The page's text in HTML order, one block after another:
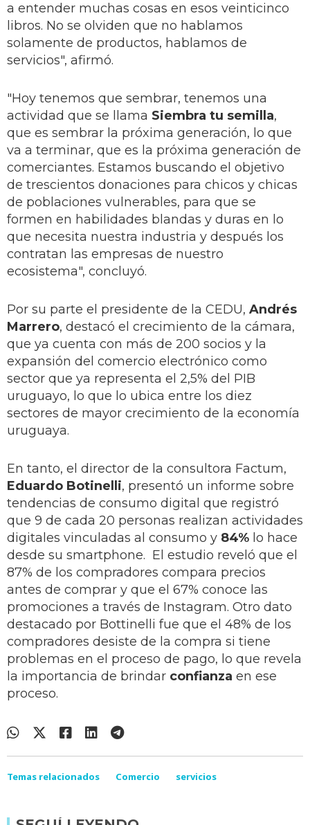
a entender muchas cosas en esos veinticinco
libros. No se olviden que no hablamos
solamente de productos, hablamos de
servicios", afirmó.
"Hoy tenemos que sembrar, tenemos una
actividad que se llama Siembra tu semilla,
que es sembrar la próxima generación, lo que
va a terminar, que es la próxima generación de
comerciantes. Estamos buscando el objetivo
de trescientos donaciones para chicos y chicas
de poblaciones vulnerables, para que se
formen en habilidades blandas y duras en lo
que necesita nuestra industria y después los
contratan las empresas de nuestro
ecosistema", concluyó.
Por su parte el presidente de la CEDU, Andrés
Marrero, destacó el crecimiento de la cámara,
que ya cuenta con más de 200 socios y la
expansión del comercio electrónico como
sector que ya representa el 2,5% del PIB
uruguayo, lo que lo ubica entre los diez
sectores de mayor crecimiento de la economía
uruguaya.
En tanto, el director de la consultora Factum,
Eduardo Botinelli, presentó un informe sobre
tendencias de consumo digital que registró
que 9 de cada 20 personas realizan actividades
digitales vinculadas al consumo y 84% lo hace
desde su smartphone. El estudio reveló que el
87% de los compradores compara precios
antes de comprar y que el 67% conoce las
promociones a través de Instagram. Otro dato
destacado por Bottinelli fue que el 48% de los
compradores desiste de la compra si tiene
problemas en el proceso de pago, lo que revela
la importancia de brindar confianza en ese
proceso.
Temas relacionados Comercio servicios